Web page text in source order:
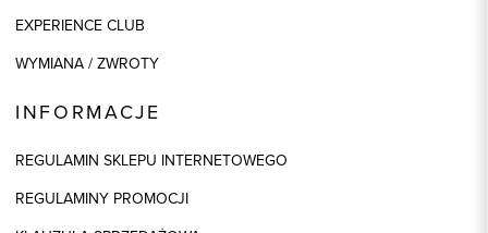
EXPERIENCE CLUB
WYMIANA / ZWROTY
INFORMACJE
REGULAMIN SKLEPU INTERNETOWEGO
REGULAMINY PROMOCJI